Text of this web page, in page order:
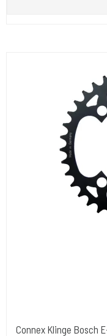
Connex Klinge Bosch